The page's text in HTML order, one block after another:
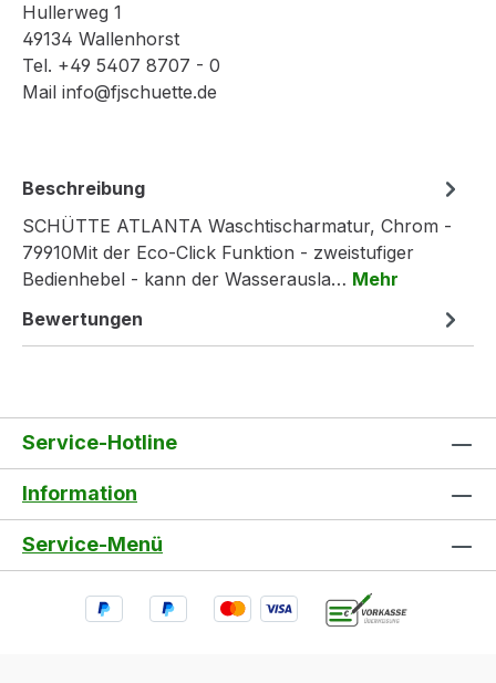
Hullerweg 1
49134 Wallenhorst
Tel. +49 5407 8707 - 0
Mail info@fjschuette.de
Beschreibung
SCHÜTTE ATLANTA Waschtischarmatur, Chrom -
79910Mit der Eco-Click Funktion - zweistufiger
Bedienhebel - kann der Wasserausla… Mehr
Bewertungen
Service-Hotline
Information
Service-Menü